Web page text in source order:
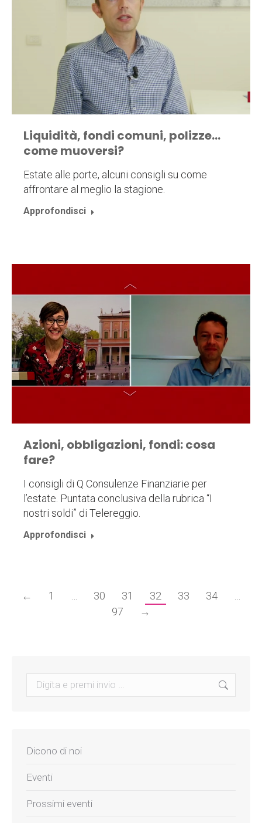
Liquidità, fondi comuni, polizze…
come muoversi?
Estate alle porte, alcuni consigli su come
affrontare al meglio la stagione.
Approfondisci
Azioni, obbligazioni, fondi: cosa
fare?
I consigli di Q Consulenze Finanziarie per
l’estate. Puntata conclusiva della rubrica “I
nostri soldi” di Telereggio.
Approfondisci
← 1 30 31 32 33 34
97
→
Search:
Dicono di noi
Eventi
Prossimi eventi